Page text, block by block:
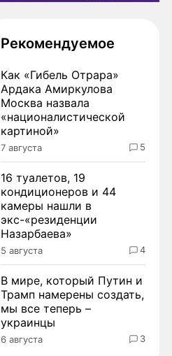
Рекомендуемое
Как «Гибель Отрара»
Ардака Амиркулова
Москва назвала
«националистической
картиной»
7 августа 5
16 туалетов, 19
кондиционеров и 44
камеры нашли в
экс-«резиденции
Назарбаева»
5 августа 4
В мире, который Путин и
Трамп намерены создать,
мы все теперь –
украинцы
6 августа 3